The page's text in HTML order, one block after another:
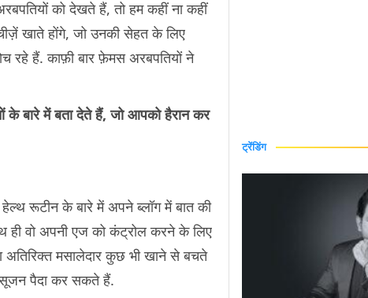
को देखते हैं, तो हम कहीं ना कहीं
खाते होंगे, जो उनकी सेहत के लिए
रहे हैं. काफ़ी बार फ़ेमस अरबपतियों ने
बारे में बता देते हैं, जो आपको हैरान कर
रूटीन के बारे में अपने ब्लॉग में बात की
ही वो अपनी एज को कंट्रोल करने के लिए
अतिरिक्त मसालेदार कुछ भी खाने से बचते
पैदा कर सकते हैं.
ट्रेंडिंग